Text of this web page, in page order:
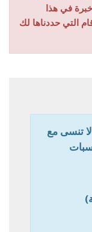
في هذا
التي حددناها لك
تنسى مع